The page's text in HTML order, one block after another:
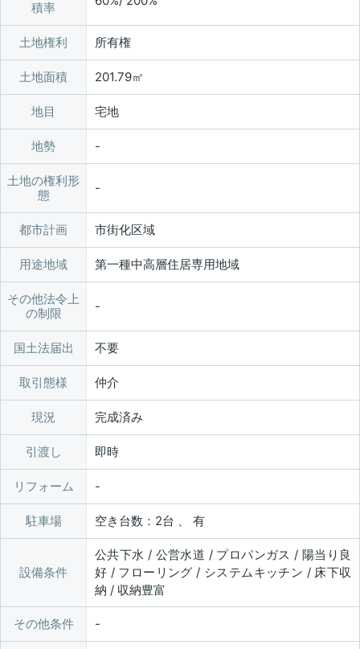
積率
土地権利 所有権
土地面積 201.79㎡
地目 宅地
地勢
土地の権利形
態
都市計画 市街化区域
用途地域 第一種中高層住居専用地域
その他法令上
の制限
国土法届出 不要
取引態様 仲介
現況 完成済み
引渡し 即時
リフォーム
駐車場 空き台数：2台 、 有
設備条件
公共下水 / 公営水道 / プロパンガス / 陽当り良
好 / フローリング / システムキッチン / 床下収
納 / 収納豊富
その他条件